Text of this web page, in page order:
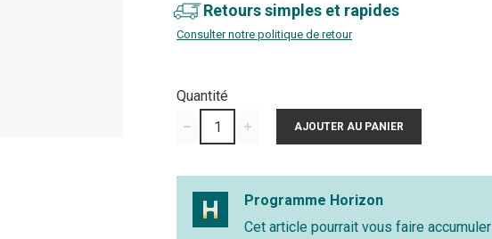
Retours simples et rapides
Consulter notre politique de retour
Quantité
Programme Horizon
Cet article pourrait vous faire accumuler